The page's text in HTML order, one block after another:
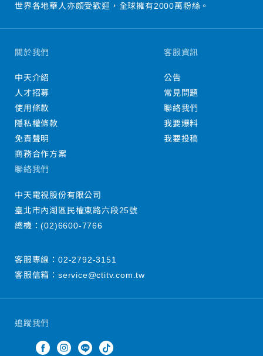
世界各地華人亦頗受歡迎，全球擁有2000萬粉絲。
追蹤我們
關於我們
中天介紹
人才招募
使用條款
隱私權條款
免責聲明
商務合作方案
客服資訊
公告
常見問題
聯絡我們
我要爆料
我要投稿
聯絡我們
中天電視股份有限公司
臺北市內湖區民權東路六段25號
總機：(02)6600-7766
客服專線： 02-2792-3151
客服信箱： service@ctitv.com.tw